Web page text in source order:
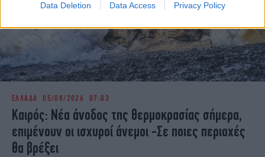
Data Deletion Data Access Privacy Policy
ΕΛΛΑΔΑ 05/08/2026 07:03
Καιρός: Νέα άνοδος της θερμοκρασίας σήμερα,
επιμένουν οι ισχυροί άνεμοι -Σε ποιες περιοχές
θα βρέξει